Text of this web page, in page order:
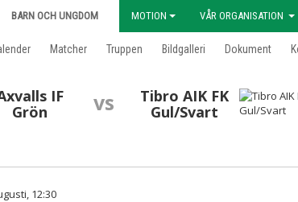
BARN OCH UNGDOM MOTION VÅR ORGANISATION
Matcher Truppen Bildgalleri Dokument
IF
Grön
vs
Tibro AIK FK
Gul/Svart
12:30